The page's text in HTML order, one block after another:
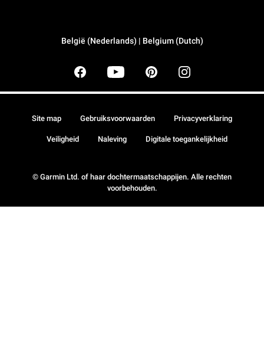
België (Nederlands) | Belgium (Dutch)
© Garmin Ltd. of haar dochtermaatschappijen. Alle rechten
voorbehouden.
Site map Gebruiksvoorwaarden Privacyverklaring
Veiligheid Naleving Digitale toegankelijkheid